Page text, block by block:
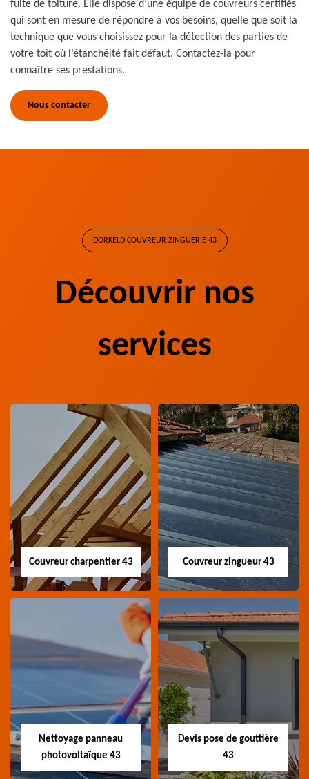
fuite de toiture. Elle dispose d’une équipe de couvreurs certifiés
qui sont en mesure de répondre à vos besoins, quelle que soit la
technique que vous choisissez pour la détection des parties de
votre toit où l’étanchéité fait défaut. Contactez-la pour
connaître ses prestations.
Nous contacter
DORKELD COUVREUR ZINGUERIE 43
Découvrir nos
services
Couvreur charpentier 43
Couvreur
charpentier 43
Artisan couvreur
charpentier 43 Haute-
Couvreur zingueur 43
Couvreur zingueur
Artisan couvreur
zingueur 43 Haute-Loire
Nettoyage panneau
photovoltaïque 43
Devis pose de gouttière
43